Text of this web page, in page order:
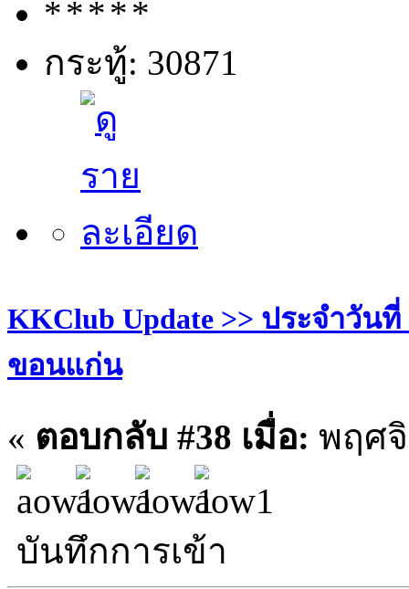
กระทู้: 30871
KKClub Update >> ประจำวันที่
ขอนแก่น
« ตอบกลับ #38 เมื่อ: พฤศจิ
บันทึกการเข้า